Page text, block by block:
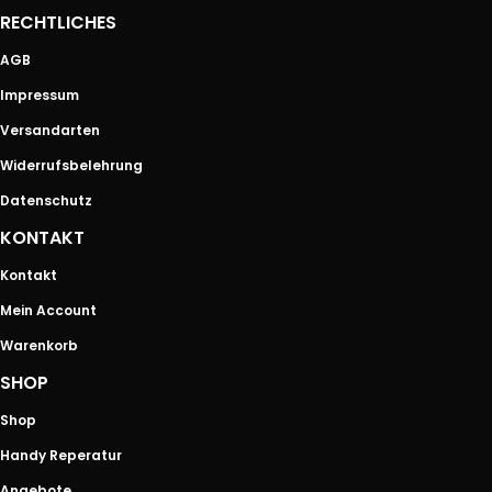
RECHTLICHES
AGB
Impressum
Versandarten
Widerrufsbelehrung
Datenschutz
KONTAKT
Kontakt
Mein Account
Warenkorb
SHOP
Shop
Handy Reperatur